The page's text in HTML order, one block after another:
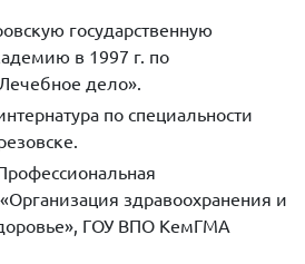
государственную
в 1997 г. по
дело».
по специальности
здравоохранения и
ГОУ ВПО КемГМА